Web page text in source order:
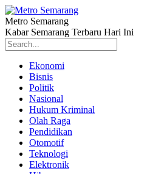
Metro Semarang
Kabar Semarang Terbaru Hari Ini
Ekonomi
Bisnis
Politik
Nasional
Hukum Kriminal
Olah Raga
Pendidikan
Otomotif
Teknologi
Elektronik